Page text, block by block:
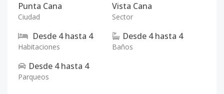
Punta Cana
Ciudad
Vista Cana
Sector
Desde 4hasta 4
Habitaciones
Desde 4hasta 4
Baños
Desde 4hasta 4
Parqueos